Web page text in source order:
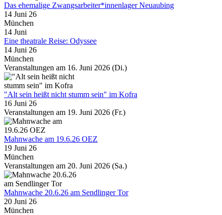
Das ehemalige Zwangsarbeiter*innenlager Neuaubing
14 Juni 26
München
14 Juni
Eine theatrale Reise: Odyssee
14 Juni 26
München
Veranstaltungen am 16. Juni 2026 (Di.)
"Alt sein heißt nicht stumm sein" im Kofra
16 Juni 26
Veranstaltungen am 19. Juni 2026 (Fr.)
Mahnwache am 19.6.26 OEZ
19 Juni 26
München
Veranstaltungen am 20. Juni 2026 (Sa.)
Mahnwache 20.6.26 am Sendlinger Tor
20 Juni 26
München